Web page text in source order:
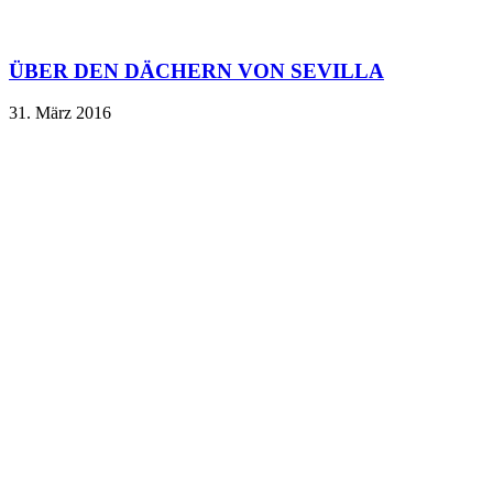
ÜBER DEN DÄCHERN VON SEVILLA
31. März 2016